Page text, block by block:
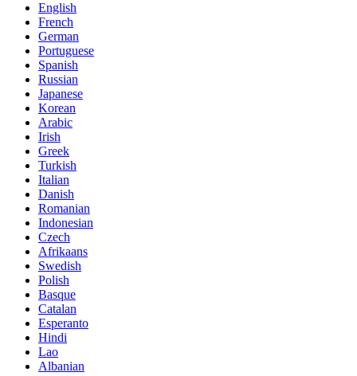
English
French
German
Portuguese
Spanish
Russian
Japanese
Korean
Arabic
Irish
Greek
Turkish
Italian
Danish
Romanian
Indonesian
Czech
Afrikaans
Swedish
Polish
Basque
Catalan
Esperanto
Hindi
Lao
Albanian